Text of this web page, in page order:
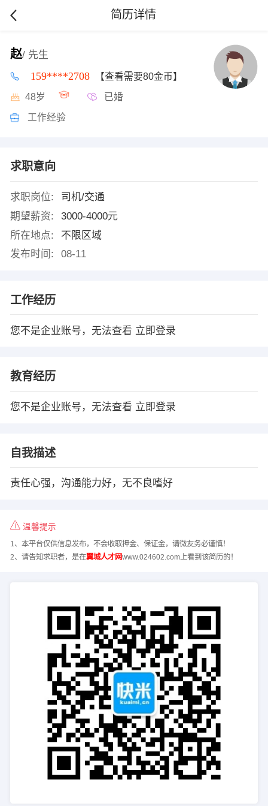
简历详情
赵/ 先生
159****2708 【查看需要80金币】
48岁 已婚
工作经验
求职意向
求职岗位:
司机/交通
期望薪资:
3000-4000元
所在地点:
不限区域
发布时间:
08-11
工作经历
您不是企业账号，无法查看 立即登录
教育经历
您不是企业账号，无法查看 立即登录
自我描述
责任心强，沟通能力好，无不良嗜好
温馨提示
1、本平台仅供信息发布，不会收取押金、保证金，请微友务必谨慎！
2、请告知求职者，是在翼城人才网www.024602.com上看到该简历的！